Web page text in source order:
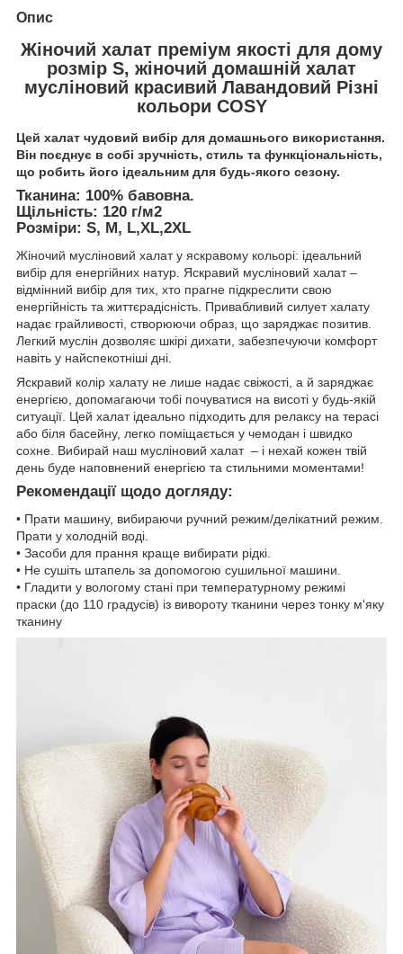
Опис
Жіночий халат преміум якості для дому
розмір S, жіночий домашній халат
мусліновий красивий Лавандовий Різні
кольори COSY
Цей халат чудовий вибір для домашнього використання.
Він поєднує в собі зручність, стиль та функціональність,
що робить його ідеальним для будь-якого сезону.
Тканина: 100% бавовна.
Щільність: 120 г/м2
Розміри: S, M, L,XL,2XL
Жіночий мусліновий халат у яскравому кольорі: ідеальний
вибір для енергійних натур. Яскравий мусліновий халат –
відмінний вибір для тих, хто прагне підкреслити свою
енергійність та життєрадісність. Привабливий силует халату
надає грайливості, створюючи образ, що заряджає позитив.
Легкий муслін дозволяє шкірі дихати, забезпечуючи комфорт
навіть у найспекотніші дні.
Яскравий колір халату не лише надає свіжості, а й заряджає
енергією, допомагаючи тобі почуватися на висоті у будь-якій
ситуації. Цей халат ідеально підходить для релаксу на терасі
або біля басейну, легко поміщається у чемодан і швидко
сохне. Вибирай наш мусліновий халат – і нехай кожен твій
день буде наповнений енергією та стильними моментами!
Рекомендації щодо догляду:
• Прати машину, вибираючи ручний режим/делікатний режим.
Прати у холодній воді.
• Засоби для прання краще вибирати рідкі.
• Не сушіть штапель за допомогою сушильної машини.
• Гладити у вологому стані при температурному режимі
праски (до 110 градусів) із вивороту тканини через тонку м'яку
тканину